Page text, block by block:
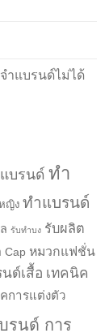
ำแบรนด์ไม่ได้
บรนด์ ทำ
ญิง ทำแบรนด์
รับทำบง รับผลิต
Cap หมวกแฟชั่น
ด์เสื้อ เทคนิค
การแต่งตัว
รนด์ การ